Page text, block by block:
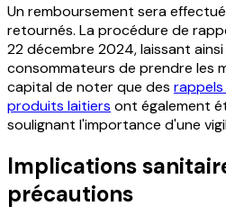
Un remboursement sera
retournés. La procédure de
22 décembre 2024, laissant
consommateurs de prendre les
capital de noter que des
produits laitiers ont également
soulignant l'importance d'une
Implications
précautions